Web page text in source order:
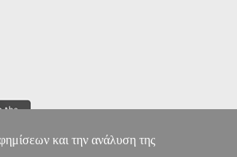
και την ανάλυση της